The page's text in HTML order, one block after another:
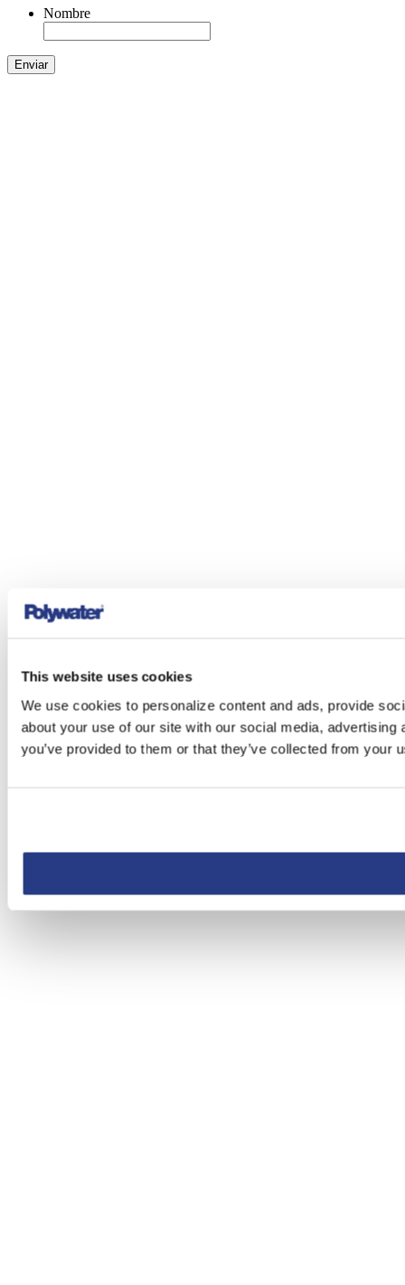
This website uses cookies
We use cookies to personalize content and ads, provide
about your use of our site with our social media,
you’ve provided to them or that they’ve collected from your
Nombre